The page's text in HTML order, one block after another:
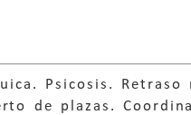
Psicosis.
de plazas.